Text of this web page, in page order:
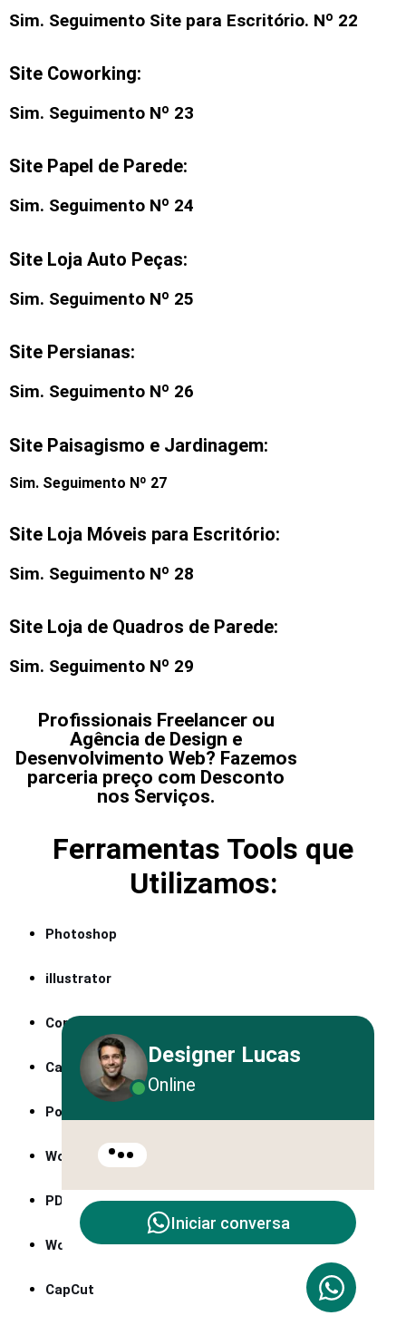
Sim. Seguimento Site para Escritório. Nº 22
Site Coworking:
Sim. Seguimento Nº 23
Site Papel de Parede:
Sim. Seguimento Nº 24
Site Loja Auto Peças:
Sim. Seguimento Nº 25
Site Persianas:
Sim. Seguimento Nº 26
Site Paisagismo e Jardinagem:
Sim. Seguimento Nº 27
Site Loja Móveis para Escritório:
Sim. Seguimento Nº 28
Site Loja de Quadros de Parede:
Sim. Seguimento Nº 29
Profissionais Freelancer ou
Agência de Design e
Desenvolvimento Web? Fazemos
parceria preço com Desconto
nos Serviços.
Ferramentas Tools que
Utilizamos:
Photoshop
illustrator
CorelDRAW
Canva
PowerPoint
Word
PDF
WordPress
CapCut
Designer Lucas
Online
Iniciar conversa